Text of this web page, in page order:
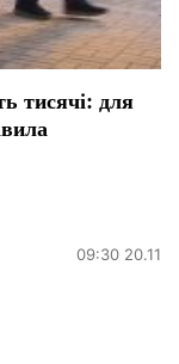
тисячі: для
09:30 20.11